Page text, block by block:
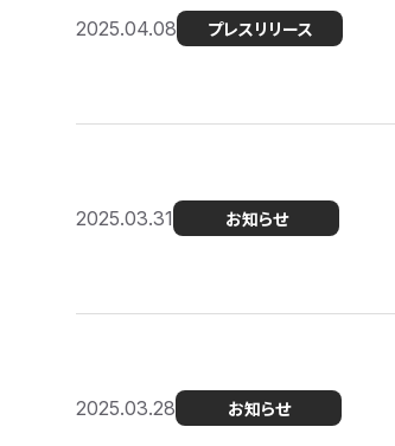
2025.04.08 プレスリリース
2025.03.31 お知らせ
2025.03.28 お知らせ